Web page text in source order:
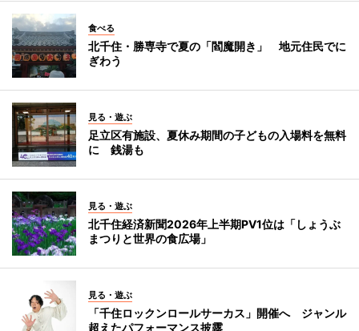
食べる
北千住・勝専寺で夏の「閻魔開き」 地元住民でに
ぎわう
見る・遊ぶ
足立区有施設、夏休み期間の子どもの入場料を無料
に 銭湯も
見る・遊ぶ
北千住経済新聞2026年上半期PV1位は「しょうぶ
まつりと世界の食広場」
見る・遊ぶ
「千住ロックンロールサーカス」開催へ ジャンル
超えたパフォーマンス披露